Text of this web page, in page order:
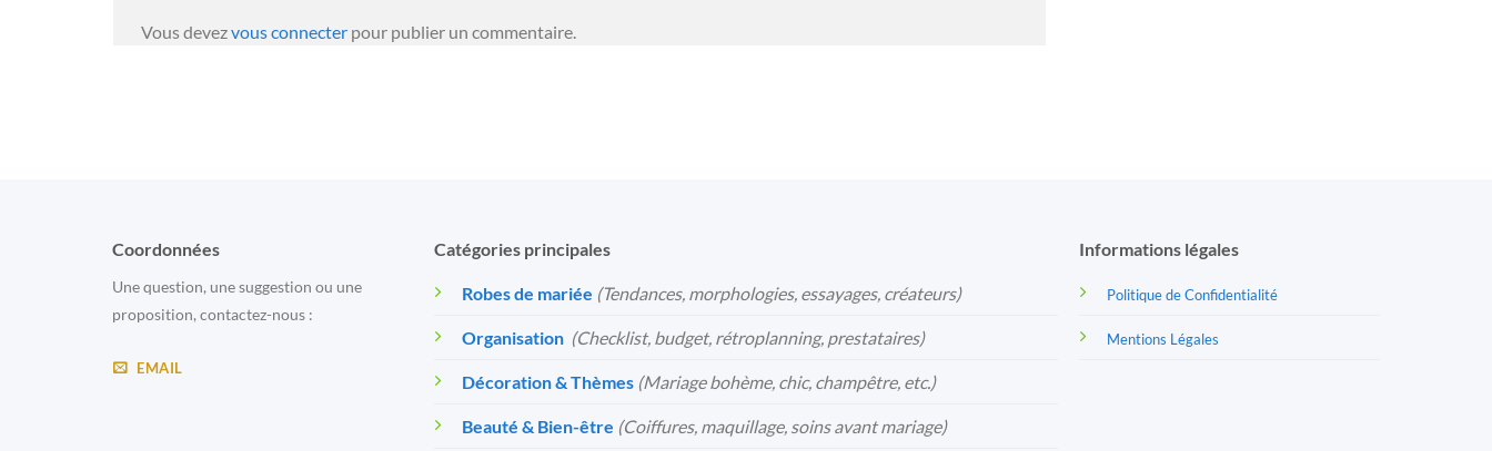
Vous devezvous connecter pour publier un commentaire.
Coordonnées
Une question, une suggestion ou une
proposition, contactez-nous :
EMAIL
Catégories principales
Robes de mariée (Tendances, morphologies, essayages, créateurs)
Organisation (Checklist, budget, rétroplanning, prestataires)
Décoration & Thèmes (Mariage bohème, chic, champêtre, etc.)
Beauté & Bien-être (Coiffures, maquillage, soins avant mariage)
Informations légales
Politique de Confidentialité
Mentions Légales